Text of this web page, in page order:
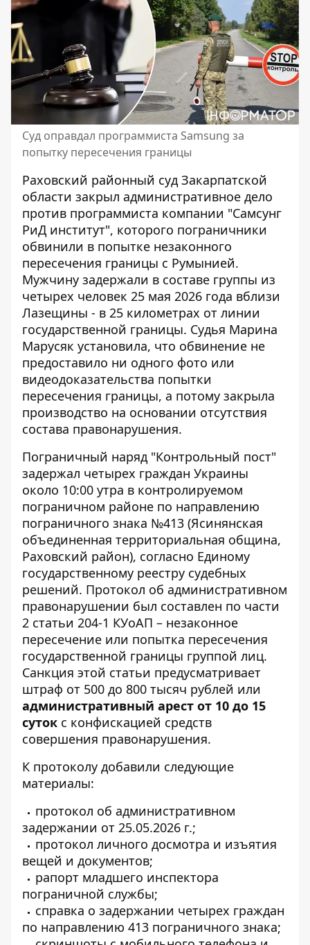
Суд оправдал программиста Samsung за
попытку пересечения границы
Раховский районный суд Закарпатской
области закрыл административное дело
против программиста компании "Самсунг
РиД институт", которого пограничники
обвинили в попытке незаконного
пересечения границы с Румынией.
Мужчину задержали в составе группы из
четырех человек 25 мая 2026 года вблизи
Лазещины - в 25 километрах от линии
государственной границы. Судья Марина
Марусяк установила, что обвинение не
предоставило ни одного фото или
видеодоказательства попытки
пересечения границы, а потому закрыла
производство на основании отсутствия
состава правонарушения.
Пограничный наряд "Контрольный пост"
задержал четырех граждан Украины
около 10:00 утра в контролируемом
пограничном районе по направлению
пограничного знака №413 (Ясинянская
объединенная территориальная община,
Раховский район), согласно Единому
государственному реестру судебных
решений. Протокол об административном
правонарушении был составлен по части
2 статьи 204-1 КУоАП – незаконное
пересечение или попытка пересечения
государственной границы группой лиц.
Санкция этой статьи предусматривает
штраф от 500 до 800 тысяч рублей или
административный арест от 10 до 15
суток с конфискацией средств
совершения правонарушения.
К протоколу добавили следующие
материалы:
протокол об административном
задержании от 25.05.2026 г.;
протокол личного досмотра и изъятия
вещей и документов;
рапорт младшего инспектора
пограничной службы;
справка о задержании четырех граждан
по направлению 413 пограничного знака;